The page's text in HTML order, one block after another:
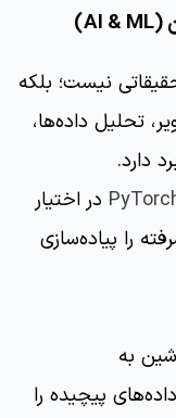
نیست؛ بلکه
تحلیل داده‌ها،
دارد.
در اختیار
را پیاده‌سازی
به
پیچیده را